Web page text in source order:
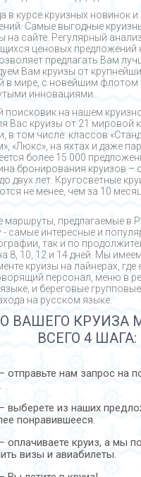
в курсе круизных новинок
Самые выгодные
на сайте. Регулярный анализ
ценовых предложений
предлагать Вам
Вам круизы от
в мире, с новейшим
инновациями.
поисковик на нашем
Вас круизы от 21 мировой
в том числе: классов
«Люкс», на яхтах и даже
более 15 000
бронирования круизов –
двух лет. Кругосветные
не менее, чем за 10
маршруты, предлагаемые в
- cамые интересные и
так и по
8, 10, 12 и 14 дней. Мы
круизы на лайнерах, где
персонал, меню в
и береговые
на русском языке.
ВАШЕГО КРУИЗА
ВСЕГО 4 ШАГА:
– отправьте нам запрос на
– выберете из наших
понравившееся.
– оплачиваете круиз, а мы
визы и авиабилеты.